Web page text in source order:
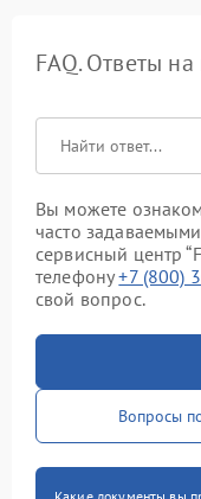
FAQ. Ответы
Вы можете
часто
сервисный центр
телефону+7 (800)
свой вопрос.
Вопросы